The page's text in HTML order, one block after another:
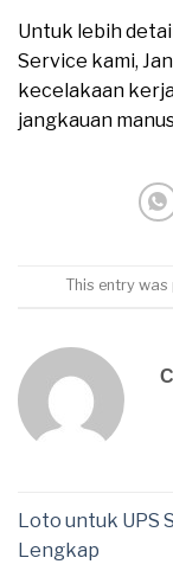
Untuk lebih
Service kami,
kecelakaan
jangkauan
This entry was
Loto untuk UPS
Lengkap